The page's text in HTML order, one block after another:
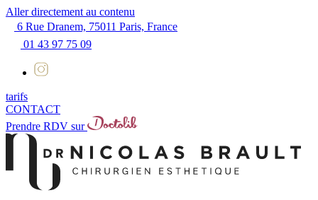
Aller directement au contenu
6 Rue Dranem, 75011 Paris, France
01 43 97 75 09
tarifs
CONTACT
Prendre RDV sur